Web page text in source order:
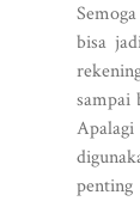
bisa
sampai